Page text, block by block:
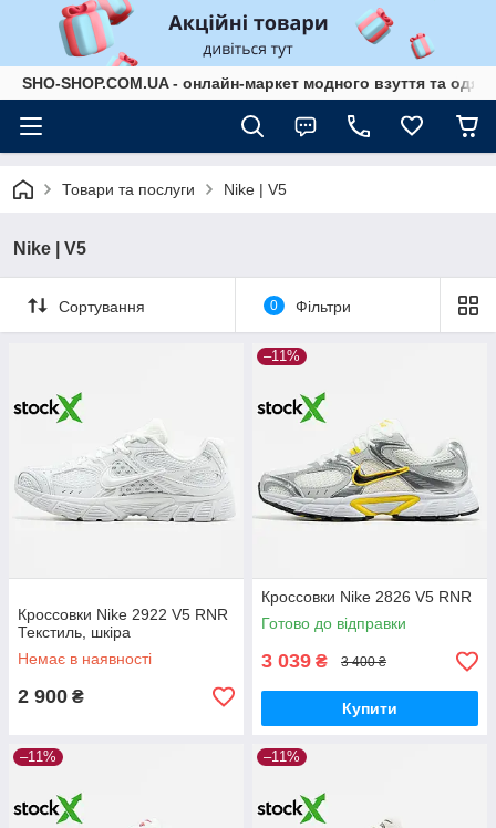
SHO-SHOP.COM.UA - онлайн-маркет модного взуття та
Товари та послуги Nike | V5
Nike | V5
Сортування 0 Фільтри
Кроссовки Nike 2922 V5 RNR
Текстиль, шкіра
Немає в наявності
2 900 ₴
–11%
Кроссовки Nike 2826 V5 RNR
Готово до відправки
3 039 ₴ 3 400 ₴
Купити
–11% –11%